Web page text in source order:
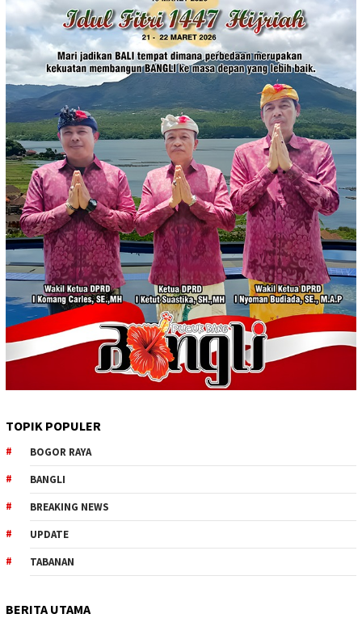
TOPIK POPULER
BOGOR RAYA
BANGLI
BREAKING NEWS
UPDATE
TABANAN
BERITA UTAMA